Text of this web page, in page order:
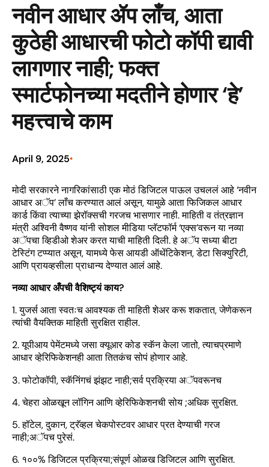
नवीन आधार ॲप लाँच, आता
कुठेही आधारची फोटो कॉपी द्यावी
लागणार नाही; फक्त
स्मार्टफोनच्या मदतीने होणार ‘हे’
महत्त्वाचे काम
April 9, 2025•
मोदी सरकारने नागरिकांसाठी एक मोठं डिजिटल पाऊल उचललं आहे ‘नवीन
आधार अॅप’ लाँच करण्यात आलं असून, यामुळे आता फिजिकल आधार
कार्ड किंवा त्याच्या झेरॉक्सची गरजच भासणार नाही. माहिती व तंत्रज्ञान
मंत्री अश्विनी वैष्णव यांनी सोशल मीडिया प्लॅटफॉर्म ‘एक्स’वरून या नव्या
अॅपचा व्हिडीओ शेअर करत याची माहिती दिली. हे अॅप सध्या बीटा
टेस्टिंग टप्प्यात असून, यामध्ये फेस आयडी ऑथेंटिकेशन, डेटा सिक्युरिटी,
आणि प्रायव्हसीला प्राधान्य देण्यात आलं आहे.
नव्या आधार अँपची वैशिष्ट्यं काय?
1. युजर्स आता स्वतःच आवश्यक ती माहिती शेअर करू शकतात, जेणेकरून
त्यांची वैयक्तिक माहिती सुरक्षित राहील.
2. यूपीआय पेमेंटमध्ये जसा क्यूआर कोड स्कॅन केला जातो, त्याचप्रमाणे
आधार व्हेरिफिकेशनही आता तितकंच सोपं होणार आहे.
3. फोटोकॉपी, स्कॅनिंगचं झंझट नाही;सर्व प्रक्रिया अॅपवरूनच
4. चेहरा ओळखून लॉगिन आणि व्हेरिफिकेशनची सोय ;अधिक सुरक्षित.
5. हॉटेल, दुकान, ट्रॅव्हल चेकपोस्टवर आधार प्रत देण्याची गरज
नाही;अॅपच पुरेसं.
6. १००% डिजिटल प्रक्रिया;संपूर्ण ओळख डिजिटल आणि सुरक्षित.